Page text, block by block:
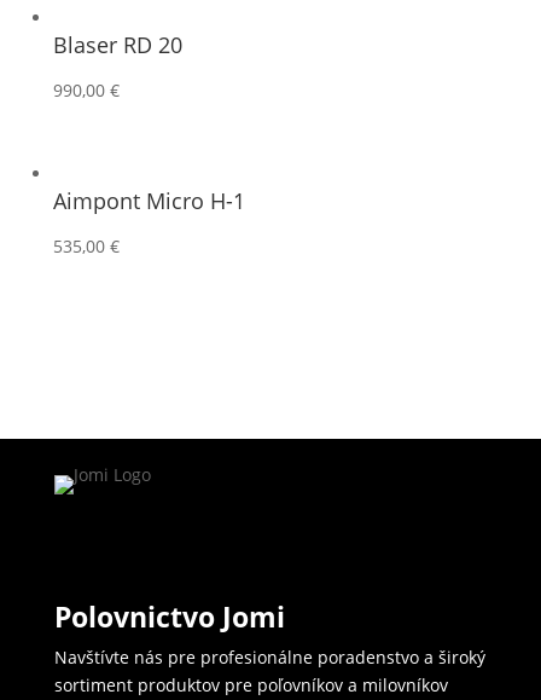
Blaser RD 20
990,00 €
Aimpont Micro H-1
535,00 €
Polovnictvo Jomi
Navštívte nás pre profesionálne poradenstvo a široký
sortiment produktov pre poľovníkov a milovníkov